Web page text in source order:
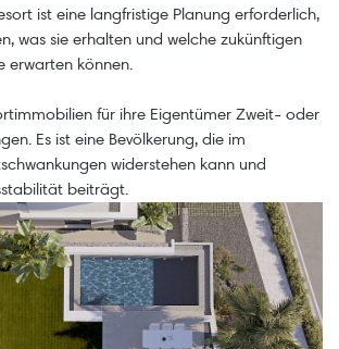
ist eine langfristige Planung erforderlich,
was sie erhalten und welche zukünftigen
erwarten können.
für ihre Eigentümer Zweit- oder
Es ist eine Bevölkerung, die im
widerstehen kann und
beiträgt.